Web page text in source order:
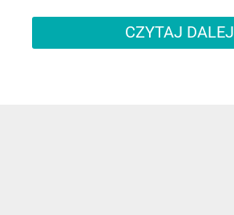
CZYTAJ DALEJ